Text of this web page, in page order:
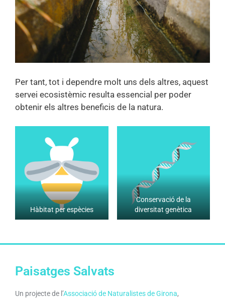
Per tant, tot i dependre molt uns dels altres, aquest
servei ecosistèmic resulta essencial per poder
obtenir els altres beneficis de la natura.
Hàbitat per espècies
Conservació de la
diversitat genètica
Paisatges Salvats
Un projecte de l’Associació de Naturalistes de Girona,